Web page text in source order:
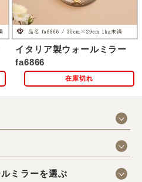
イタリア製ウォールミラー
fa6866
在庫切れ
ミラーを選ぶ